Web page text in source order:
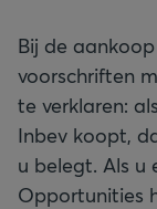
Bij de
voorschriften
te verklaren:
Inbev koopt,
u belegt. Als
Opportunities